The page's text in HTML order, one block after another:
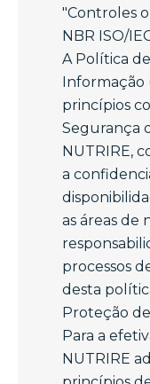
"Controles
NBR ISO/
A Política
Informação
princípios
Segurança
NUTRIRE,
a
as áreas de
processos
desta
Proteção
Para a
NUTRIRE